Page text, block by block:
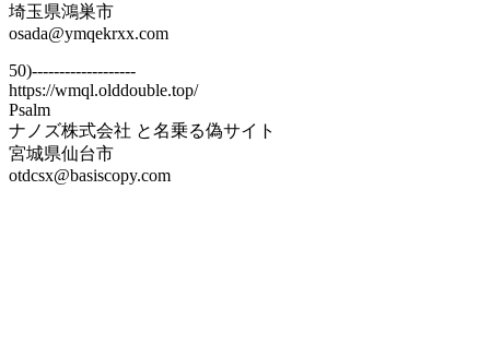
埼玉県鴻巣市
osada@ymqekrxx.com
50)-------------------
https://wmql.olddouble.top/
Psalm
ナノズ株式会社 と名乗る偽サイト
宮城県仙台市
otdcsx@basiscopy.com